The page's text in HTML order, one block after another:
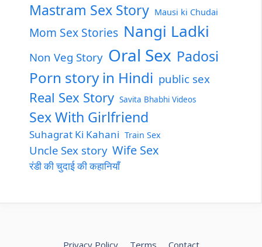
Mastram Sex Story Mausi ki Chudai
Mom Sex Stories Nangi Ladki
Non Veg Story Oral Sex Padosi
Porn story in Hindi public sex
Real Sex Story Savita Bhabhi Videos
Sex With Girlfriend
Suhagrat Ki Kahani Train Sex
Uncle Sex story Wife Sex
रंडी की चुदाई की कहानियाँ
Privacy Policy Terms Contact